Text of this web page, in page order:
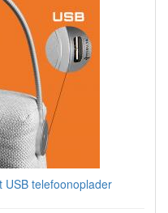
telefoonoplader